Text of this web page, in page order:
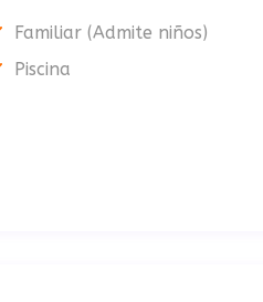
Familiar (Admite niños)
Piscina